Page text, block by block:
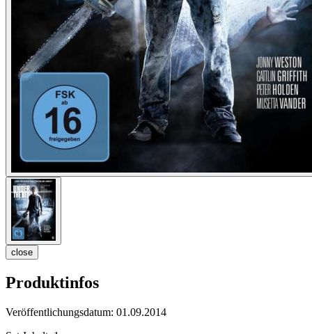
close
Produktinfos
Veröffentlichungsdatum: 01.09.2014